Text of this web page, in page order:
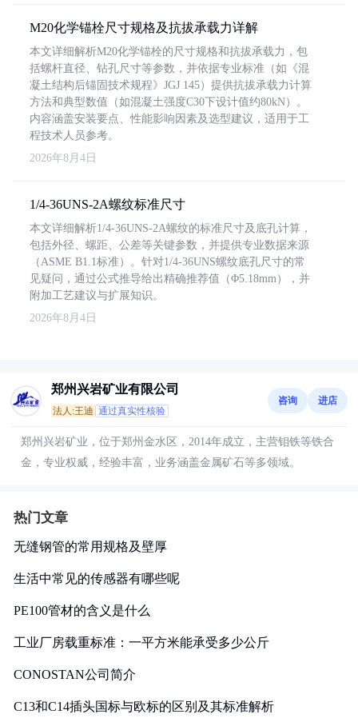
M20化学锚栓尺寸规格及抗拔承载力详解
本文详细解析M20化学锚栓的尺寸规格和抗拔承载力，包
括螺杆直径、钻孔尺寸等参数，并依据专业标准（如《混
凝土结构后锚固技术规程》JGJ 145）提供抗拔承载力计算
方法和典型数值（如混凝土强度C30下设计值约80kN）。
内容涵盖安装要点、性能影响因素及选型建议，适用于工
程技术人员参考。
2026年8月4日
1/4-36UNS-2A螺纹标准尺寸
本文详细解析1/4-36UNS-2A螺纹的标准尺寸及底孔计算，
包括外径、螺距、公差等关键参数，并提供专业数据来源
（ASME B1.1标准）。针对1/4-36UNS螺纹底孔尺寸的常
见疑问，通过公式推导给出精确推荐值（Φ5.18mm），并
附加工艺建议与扩展知识。
2026年8月4日
郑州兴岩矿业有限公司
法人:王迪 通过真实性核验
咨询 进店
郑州兴岩矿业，位于郑州金水区，2014年成立，主营钼铁等铁合
金，专业权威，经验丰富，业务涵盖金属矿石等多领域。
热门文章
无缝钢管的常用规格及壁厚
生活中常见的传感器有哪些呢
PE100管材的含义是什么
工业厂房载重标准：一平方米能承受多少公斤
CONOSTAN公司简介
C13和C14插头国标与欧标的区别及其标准解析